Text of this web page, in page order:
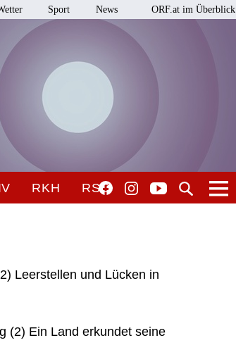
Sport News ORF.at im Überblick
RKH RSO
Leerstellen und Lücken in
(2) Ein Land erkundet seine